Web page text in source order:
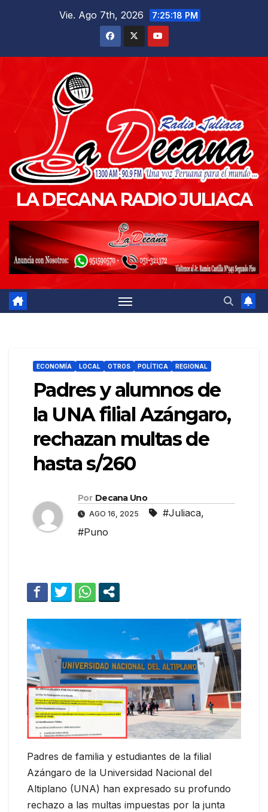
Vie. Ago 7th, 2026 7:25:19 PM
LA DECANA RADIO JULIACA
ECONOMÍA LOCAL OTROS POLÍTICA REGIONAL
Padres y alumnos de
la UNA filial Azángaro,
rechazan multas de
hasta s/260
Por Decana Uno
AGO 16, 2025 #Juliaca,
#Puno
Padres de familia y estudiantes de la filial
Azángaro de la Universidad Nacional del
Altiplano (UNA) han expresado su profundo
rechazo a las multas impuestas por la junta